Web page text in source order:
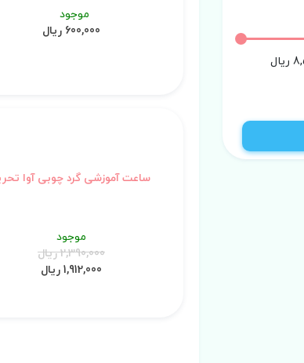
ریال
موجود
600,000 ریال
ساعت آموزشی گرد چوبی آوا
موجود
2,390,000 ریال
1,912,000 ریال